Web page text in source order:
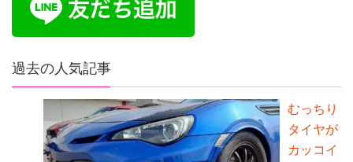
過去の人気記事
むっちり
タイヤが
カッコイ